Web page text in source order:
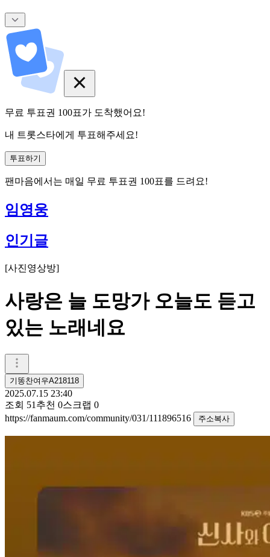
무료 투표권 100표가 도착했어요!
내 트롯스타에게 투표해주세요!
투표하기
팬마음에서는 매일 무료 투표권 100표를 드려요!
임영웅
인기글
[사진영상방]
사랑은 늘 도망가 오늘도 듣고
있는 노래네요
기똥찬여우A218118
2025.07.15 23:40
조회 51 추천 0스크랩 0
https://fanmaum.com/community/031/111896516
주소복사